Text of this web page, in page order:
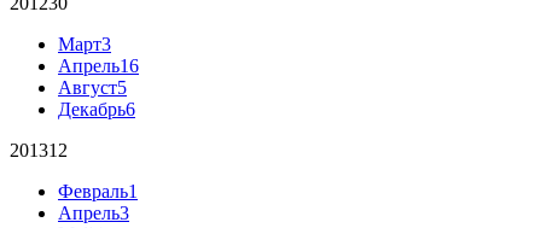
Март3
Апрель16
Август5
Декабрь6
201312
Февраль1
Апрель3